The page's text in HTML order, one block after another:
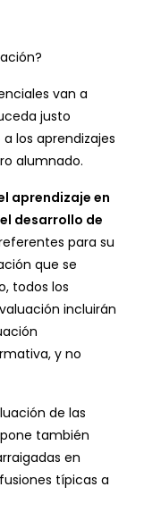
van a
justo
los aprendizajes
alumnado.
aprendizaje en
desarrollo de
para su
que se
todos los
incluirán
y no
de las
también
en
típicas a